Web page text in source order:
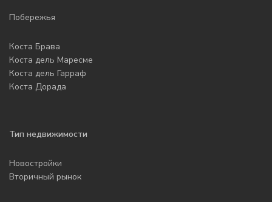
Побережья
Коста Брава
Коста дель Маресме
Коста дель Гарраф
Коста Дорада
Тип недвижимости
Новостройки
Вторичный рынок